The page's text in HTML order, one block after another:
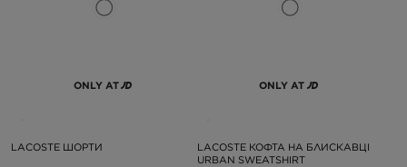
ONLY AT
LACOSTE ШОРТИ
ONLY AT
LACOSTE КОФТА НА БЛИСКАВЦІ
URBAN SWEATSHIRT